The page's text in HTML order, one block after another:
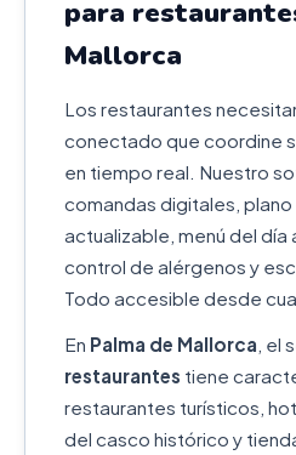
para
Mallorca
Los restaurantes
conectado que coordine
en tiempo real. Nuestro
comandas digitales,
actualizable, menú del día
control de alérgenos y
Todo accesible desde
En Palma de Mallorca , el
restaurantes tiene
restaurantes turísticos,
del casco histórico y